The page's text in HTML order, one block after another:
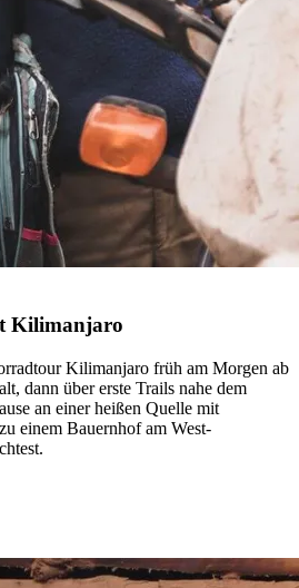
Kilimanjaro
Kilimanjaro früh am Morgen ab
dann über erste Trails nahe dem
an einer heißen Quelle mit
einem Bauernhof am West-